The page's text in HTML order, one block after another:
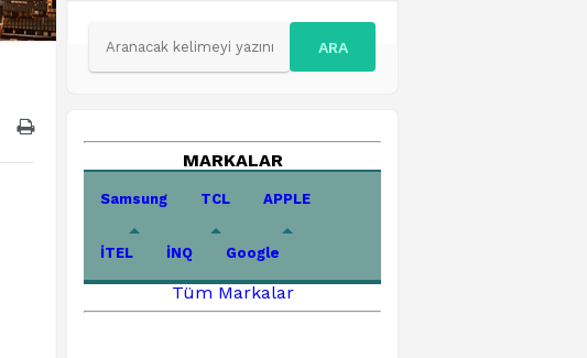
ARA
MARKALAR
Samsung TCL APPLE
İTEL İNQ Google
Tüm Markalar